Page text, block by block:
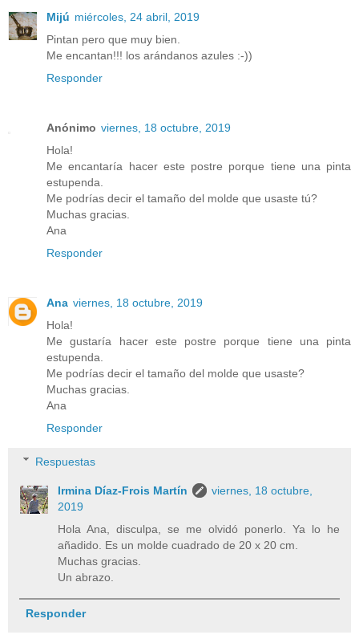
Mijú miércoles, 24 abril, 2019
Pintan pero que muy bien.
Me encantan!!! los arándanos azules :-))
Responder
Anónimo viernes, 18 octubre, 2019
Hola!
Me encantaría hacer este postre porque tiene una pinta
estupenda.
Me podrías decir el tamaño del molde que usaste tú?
Muchas gracias.
Ana
Responder
Ana viernes, 18 octubre, 2019
Hola!
Me gustaría hacer este postre porque tiene una pinta
estupenda.
Me podrías decir el tamaño del molde que usaste?
Muchas gracias.
Ana
Responder
Respuestas
Irmina Díaz-Frois Martín
viernes, 18 octubre,
2019
Hola Ana, disculpa, se me olvidó ponerlo. Ya lo he
añadido. Es un molde cuadrado de 20 x 20 cm.
Muchas gracias.
Un abrazo.
Responder